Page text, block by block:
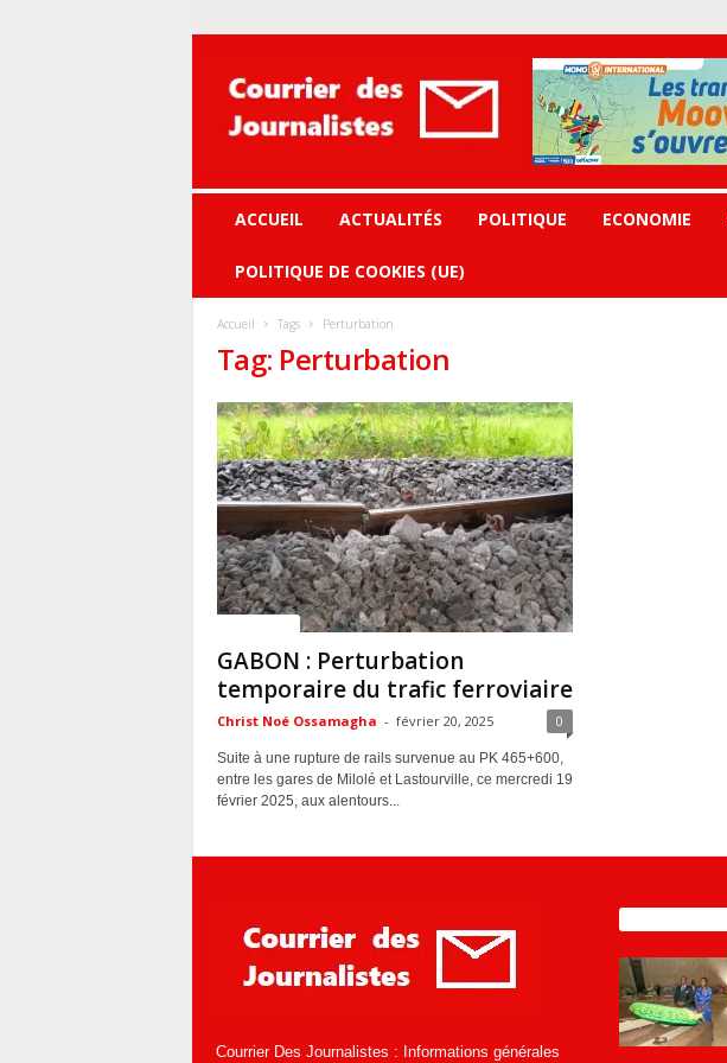
journalistes
ACCUEIL ACTUALITÉS POLITIQUE ECONOMIE
POLITIQUE DE COOKIES (UE)
Accueil Tags Perturbation
Tag: Perturbation
GABON : Perturbation
temporaire du trafic ferroviaire
Christ Noé Ossamagha - février 20, 2025 0
Suite à une rupture de rails survenue au PK 465+600,
entre les gares de Milolé et Lastourville, ce mercredi 19
février 2025, aux alentours...
Courrier Des Journalistes : Informations générales